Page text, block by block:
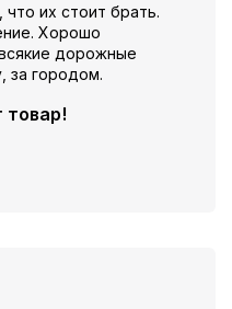
что их стоит брать.
Хорошо
дорожные
за городом.
товар!